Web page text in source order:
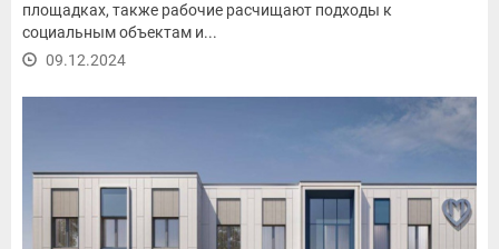
площадках, также рабочие расчищают подходы к
социальным объектам и...
09.12.2024